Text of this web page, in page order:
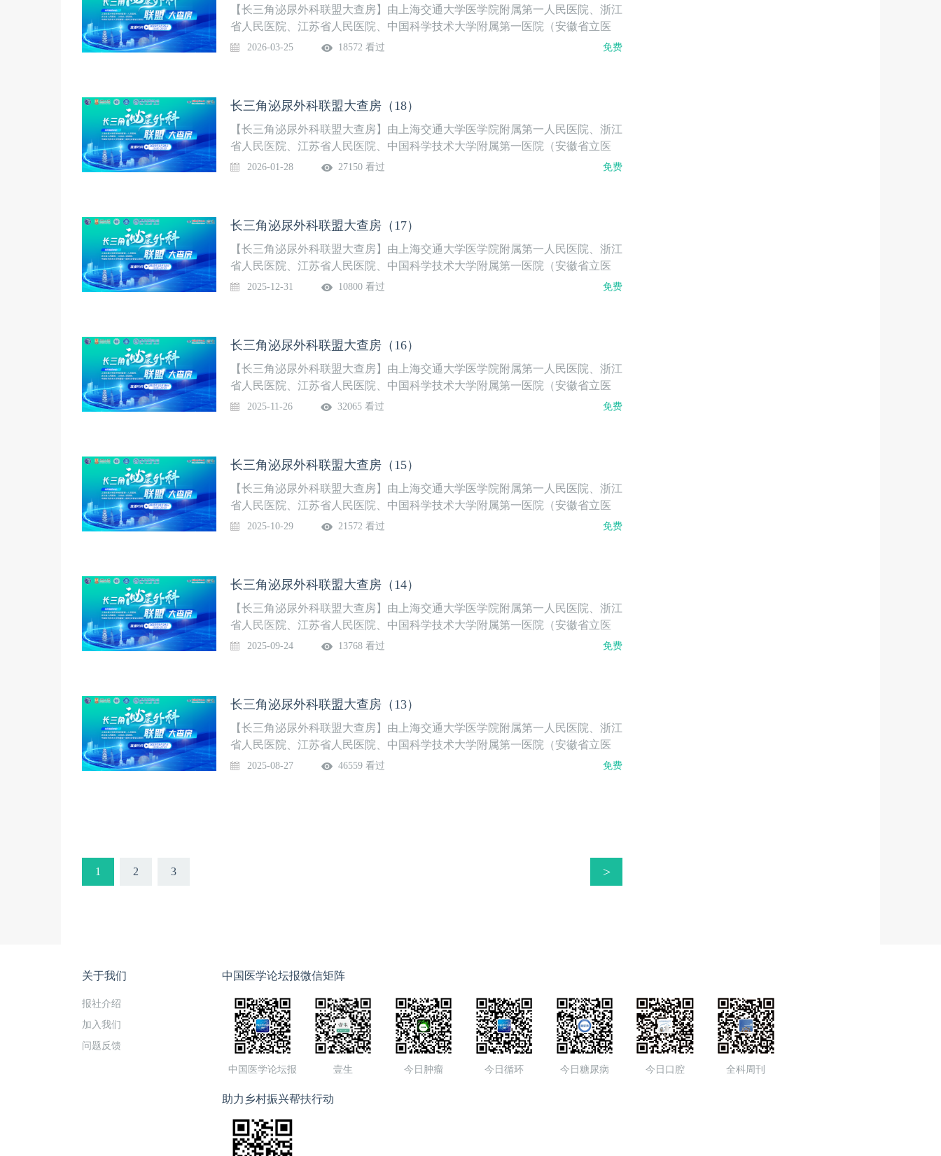
【长三角泌尿外科联盟大查房】由上海交通大学医学院附属第一人民医院、浙江
省人民医院、江苏省人民医院、中国科学技术大学附属第一医院（安徽省立医
院）共同发起，以“中青年医师主讲+专家点评+多中心讨论”形式，聚焦泌尿外科
2026-03-25 18572 看过 免费
长三角泌尿外科联盟大查房（18）
【长三角泌尿外科联盟大查房】由上海交通大学医学院附属第一人民医院、浙江
省人民医院、江苏省人民医院、中国科学技术大学附属第一医院（安徽省立医
院）共同发起，以“中青年医师主讲+专家点评+多中心讨论”形式，聚焦泌尿外科
用初步体会
2026-01-28 27150 看过 免费
长三角泌尿外科联盟大查房（17）
【长三角泌尿外科联盟大查房】由上海交通大学医学院附属第一人民医院、浙江
省人民医院、江苏省人民医院、中国科学技术大学附属第一医院（安徽省立医
院）共同发起，以“中青年医师主讲+专家点评+多中心讨论”形式，聚焦泌尿外科
2025-12-31 10800 看过 免费
长三角泌尿外科联盟大查房（16）
【长三角泌尿外科联盟大查房】由上海交通大学医学院附属第一人民医院、浙江
省人民医院、江苏省人民医院、中国科学技术大学附属第一医院（安徽省立医
院）共同发起，以“中青年医师主讲+专家点评+多中心讨论”形式，聚焦泌尿外科
2025-11-26 32065 看过 免费
长三角泌尿外科联盟大查房（15）
【长三角泌尿外科联盟大查房】由上海交通大学医学院附属第一人民医院、浙江
省人民医院、江苏省人民医院、中国科学技术大学附属第一医院（安徽省立医
院）共同发起，以“中青年医师主讲+专家点评+多中心讨论”形式，聚焦泌尿外科
2025-10-29 21572 看过 免费
长三角泌尿外科联盟大查房（14）
【长三角泌尿外科联盟大查房】由上海交通大学医学院附属第一人民医院、浙江
省人民医院、江苏省人民医院、中国科学技术大学附属第一医院（安徽省立医
院）共同发起，以“中青年医师主讲+专家点评+多中心讨论”形式，聚焦泌尿外科
应用研究3. PCNL术后影响DSA结果的预测因素及肾血管损伤类型系统分类研究
——一项多中心系统性回顾分析
2025-09-24 13768 看过 免费
长三角泌尿外科联盟大查房（13）
【长三角泌尿外科联盟大查房】由上海交通大学医学院附属第一人民医院、浙江
省人民医院、江苏省人民医院、中国科学技术大学附属第一医院（安徽省立医
院）共同发起，以“中青年医师主讲+专家点评+多中心讨论”形式，聚焦泌尿外科
2025-08-27 46559 看过 免费
1 2 3 >
关于我们
报社介绍
加入我们
问题反馈
中国医学论坛报微信矩阵
中国医学论坛报 壹生 今日肿瘤 今日循环 今日糖尿病 今日口腔 全科周刊
助力乡村振兴帮扶行动